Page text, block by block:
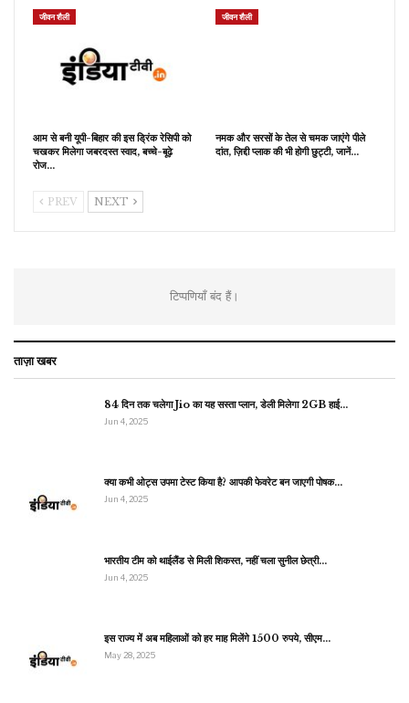
जीवन शैली
आम से बनी यूपी-बिहार की इस ड्रिंक रेसिपी को
चखकर मिलेगा जबरदस्त स्वाद, बच्चे-बूढ़े
रोज…
जीवन शैली
नमक और सरसों के तेल से चमक जाएंगे पीले
दांत, ज़िद्दी प्लाक की भी होगी छुट्टी, जानें…
PREV NEXT
टिप्पणियाँ बंद हैं।
ताज़ा खबर
84 दिन तक चलेगा Jio का यह सस्ता प्लान, डेली मिलेगा 2GB हाई…
Jun 4, 2025
क्या कभी ओट्स उपमा टेस्ट किया है? आपकी फेवरेट बन जाएगी पोषक…
Jun 4, 2025
भारतीय टीम को थाईलैंड से मिली शिकस्त, नहीं चला सुनील छेत्री…
Jun 4, 2025
इस राज्य में अब महिलाओं को हर माह मिलेंगे 1500 रुपये, सीएम…
May 28, 2025